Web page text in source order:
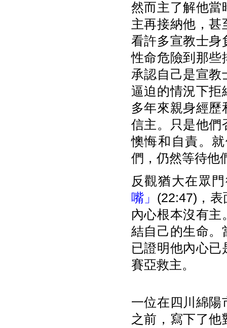
然而主了解他當
主再接納他，甚
看許多宣教士身
性命危險到那些
承認自己是宣教
逼迫的情況下拒
多年來親身經
信主。只是他們
懊悔和自責。
們，仍然等待他
反觀猶大在眾
嘴」 (22:47)，
內心根本沒有
結自己的生命。
已證明他內心
賽亞救主。
一位在四川綿陽
之前，寫下了